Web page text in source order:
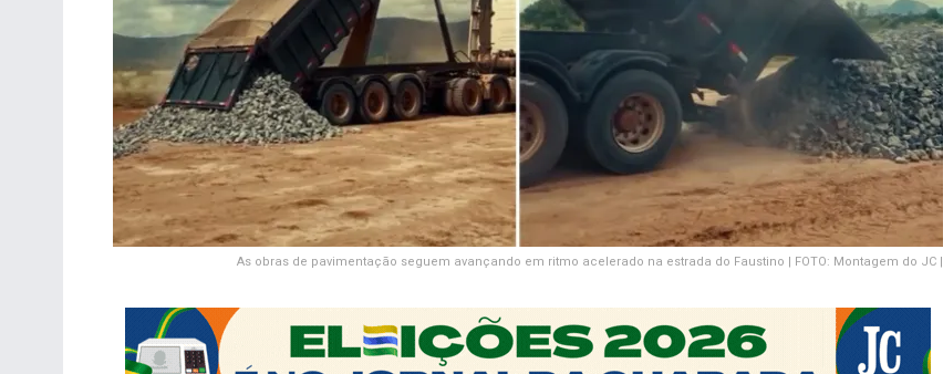
As obras de pavimentação seguem avançando em ritmo acelerado na estrada do Faustino | FOTO: Montagem do JC |